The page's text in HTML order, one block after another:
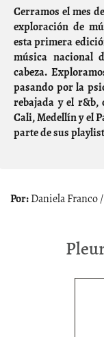
Cerramos el mes de febrero con la devuelta de EME, nuestra
exploración de
esta primera
música nacional
cabeza.
pasando por la
rebajada y el r&b,
Cali, Medellín y el
parte de sus
Daniela Franco